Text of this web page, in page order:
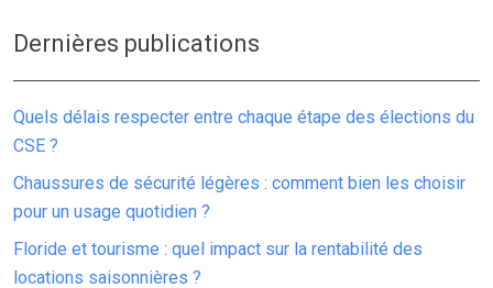
Dernières publications
Quels délais respecter entre chaque étape des élections du
CSE ?
Chaussures de sécurité légères : comment bien les choisir
pour un usage quotidien ?
Floride et tourisme : quel impact sur la rentabilité des
locations saisonnières ?